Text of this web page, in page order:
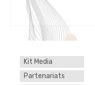
Kit Media
Partenariats